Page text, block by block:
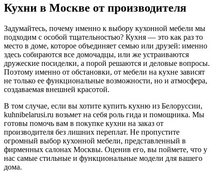
Кухни в Москве от производителя
Задумайтесь, почему именно к выбору кухонной мебели мы
подходим с особой тщательностью? Кухня — это как раз то
место в доме, которое объединяет семью или друзей: именно
здесь собираются все домочадцы, или же устраиваются
дружеские посиделки, а порой решаются и деловые вопросы.
Поэтому именно от обстановки, от мебели на кухне зависят
не только ее функциональные возможности, но и атмосфера,
создаваемая внешней красотой.
В том случае, если вы хотите купить кухню из Белоруссии,
kuhnibelarusi.ru возьмет на себя роль гида и помощника. Мы
готовы помочь вам в покупке кухни на заказ от
производителя без лишних переплат. Не пропустите
огромный выбор кухонной мебели, представленный в
фирменных салонах Москвы. Оценив его, вы поймете, что у
нас самые стильные и функциональные модели для вашего
дома.